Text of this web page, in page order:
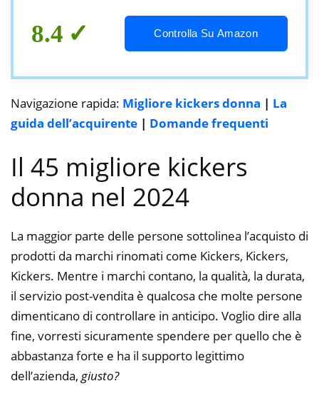
8.4 Controlla Su Amazon
Navigazione rapida: Migliore kickers donna | La
guida dell’acquirente | Domande frequenti
Il 45 migliore kickers
donna nel 2024
La maggior parte delle persone sottolinea l’acquisto di
prodotti da marchi rinomati come Kickers, Kickers,
Kickers. Mentre i marchi contano, la qualità, la durata,
il servizio post-vendita è qualcosa che molte persone
dimenticano di controllare in anticipo. Voglio dire alla
fine, vorresti sicuramente spendere per quello che è
abbastanza forte e ha il supporto legittimo
dell’azienda, giusto?